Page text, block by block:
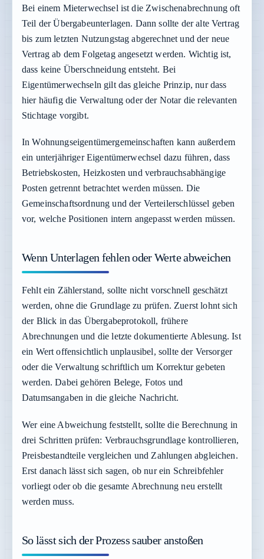
Bei einem Mieterwechsel ist die Zwischenabrechnung oft
Teil der Übergabeunterlagen. Dann sollte der alte Vertrag
bis zum letzten Nutzungstag abgerechnet und der neue
Vertrag ab dem Folgetag angesetzt werden. Wichtig ist,
dass keine Überschneidung entsteht. Bei
Eigentümerwechseln gilt das gleiche Prinzip, nur dass
hier häufig die Verwaltung oder der Notar die relevanten
Stichtage vorgibt.
In Wohnungseigentümergemeinschaften kann außerdem
ein unterjähriger Eigentümerwechsel dazu führen, dass
Betriebskosten, Heizkosten und verbrauchsabhängige
Posten getrennt betrachtet werden müssen. Die
Gemeinschaftsordnung und der Verteilerschlüssel geben
vor, welche Positionen intern angepasst werden müssen.
Wenn Unterlagen fehlen oder Werte abweichen
Fehlt ein Zählerstand, sollte nicht vorschnell geschätzt
werden, ohne die Grundlage zu prüfen. Zuerst lohnt sich
der Blick in das Übergabeprotokoll, frühere
Abrechnungen und die letzte dokumentierte Ablesung. Ist
ein Wert offensichtlich unplausibel, sollte der Versorger
oder die Verwaltung schriftlich um Korrektur gebeten
werden. Dabei gehören Belege, Fotos und
Datumsangaben in die gleiche Nachricht.
Wer eine Abweichung feststellt, sollte die Berechnung in
drei Schritten prüfen: Verbrauchsgrundlage kontrollieren,
Preisbestandteile vergleichen und Zahlungen abgleichen.
Erst danach lässt sich sagen, ob nur ein Schreibfehler
vorliegt oder ob die gesamte Abrechnung neu erstellt
werden muss.
So lässt sich der Prozess sauber anstoßen